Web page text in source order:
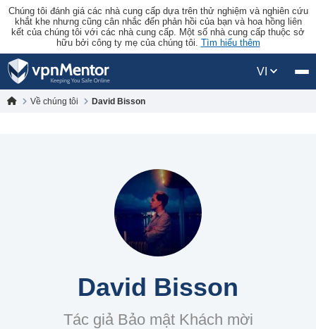
Chúng tôi đánh giá các nhà cung cấp dựa trên thử nghiệm và nghiên cứu
khắt khe nhưng cũng cân nhắc đến phản hồi của bạn và hoa hồng liên
kết của chúng tôi với các nhà cung cấp. Một số nhà cung cấp thuộc sở
hữu bởi công ty mẹ của chúng tôi. Tìm hiểu thêm
VI
Về chúng tôi David Bisson
David Bisson
Tác giả Bảo mật Khách mời